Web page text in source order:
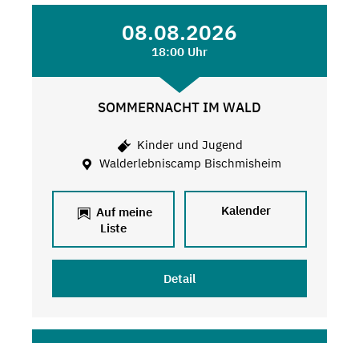
08.08.2026
18:00 Uhr
SOMMERNACHT IM WALD
Kinder und Jugend
Walderlebniscamp Bischmisheim
Auf meine
Liste
Kalender
Detail